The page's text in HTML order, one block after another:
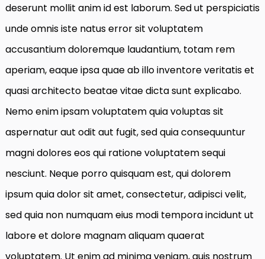
deserunt mollit anim id est laborum. Sed ut perspiciatis
unde omnis iste natus error sit voluptatem
accusantium doloremque laudantium, totam rem
aperiam, eaque ipsa quae ab illo inventore veritatis et
quasi architecto beatae vitae dicta sunt explicabo.
Nemo enim ipsam voluptatem quia voluptas sit
aspernatur aut odit aut fugit, sed quia consequuntur
magni dolores eos qui ratione voluptatem sequi
nesciunt. Neque porro quisquam est, qui dolorem
ipsum quia dolor sit amet, consectetur, adipisci velit,
sed quia non numquam eius modi tempora incidunt ut
labore et dolore magnam aliquam quaerat
voluptatem. Ut enim ad minima veniam, quis nostrum